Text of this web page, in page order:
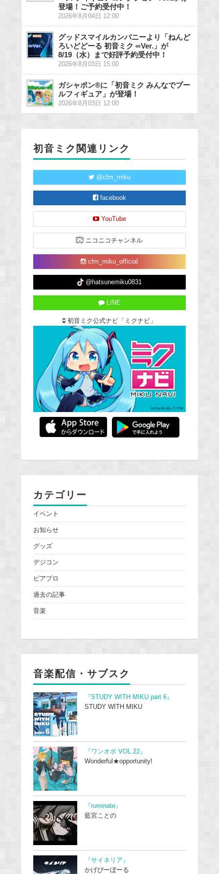
登場！ご予約受付中！
2026年8月04日 12:00
グッドスマイルカンパニーより「ねんど
ろいどどーる 初音ミク ∞Ver.」が
8/19（水）まで好評予約受付中！
2026年8月03日 15:00
ガシャポン®に「初音ミク みんなでプー
ルフィギュア」が登場！
2026年8月03日 12:00
初音ミク関連リンク
@cfm_miku
facebook
YouTube
ニコニコチャンネル
cfm_miku_official
@hatsunemiku0831
LINE
初音ミク公式ナビ「ミクナビ」
カテゴリー
イベント
お知らせ
グッズ
デジコン
ピアプロ
過去の記事
音楽
音楽配信・サブスク
『STUDY WITH MIKU part 6』
STUDY WITH MIKU
『ワンオポ VOL.22』
Wonderful★opportunity!
『ruminate』
藍宮ことの
『サイネリア』
かげぴーぼーる